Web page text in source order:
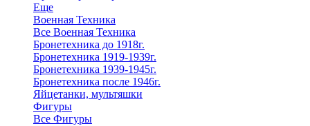
Еще
Военная Техника
Все Военная Техника
Бронетехника до 1918г.
Бронетехника 1919-1939г.
Бронетехника 1939-1945г.
Бронетехника после 1946г.
Яйцетанки, мультяшки
Фигуры
Все Фигуры